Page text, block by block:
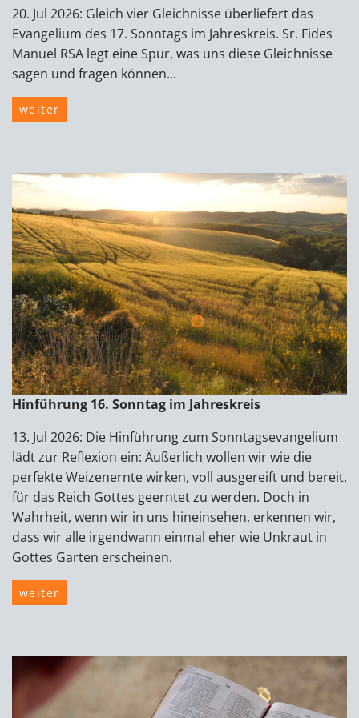
20. Jul 2026: Gleich vier Gleichnisse überliefert das
Evangelium des 17. Sonntags im Jahreskreis. Sr. Fides
Manuel RSA legt eine Spur, was uns diese Gleichnisse
sagen und fragen können...
weiter
Hinführung 16. Sonntag im Jahreskreis
13. Jul 2026: Die Hinführung zum Sonntagsevangelium
lädt zur Reflexion ein: Äußerlich wollen wir wie die
perfekte Weizenernte wirken, voll ausgereift und bereit,
für das Reich Gottes geerntet zu werden. Doch in
Wahrheit, wenn wir in uns hineinsehen, erkennen wir,
dass wir alle irgendwann einmal eher wie Unkraut in
Gottes Garten erscheinen.
weiter